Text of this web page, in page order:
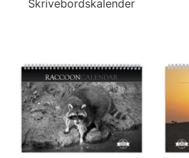
Skrivebordskalender